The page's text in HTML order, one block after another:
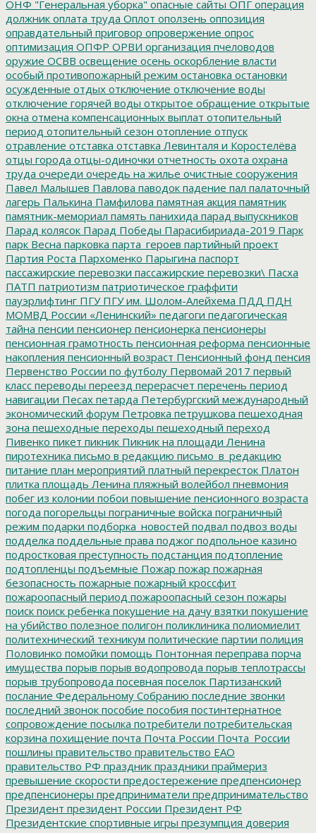
ОНФ "Генеральная уборка" опасные сайты ОПГ операция
должник оплата труда Оплот оползень оппозиция
оправдательный приговор опровержение опрос
оптимизация ОПФР ОРВИ организация пчеловодов
оружие ОСВВ освещение осень оскорбление власти
особый противопожарный режим остановка остановки
осужденные отдых отключение отключение воды
отключение горячей воды открытое обращение открытые
окна отмена компенсационных выплат отопительный
период отопительный сезон отопление отпуск
отравление отставка отставка Левинталя и Коростелёва
отцы города отцы-одиночки отчетность охота охрана
труда очереди очередь на жилье очистные сооружения
Павел Малышев Павлова паводок падение пал палаточный
лагерь Палькина Памфилова памятная акция памятник
памятник-мемориал память панихида парад выпускников
Парад колясок Парад Победы Парасибириада-2019 Парк
парк Весна парковка парта_героев партийный проект
Партия Роста Пархоменко Парыгина паспорт
пассажирские перевозки пассажирские перевозки\ Пасха
ПАТП патриотизм патриотическое граффити
пауэрлифтинг ПГУПГУ им. Шолом-Алейхема ПДД ПДН
МОМВД России «Ленинский» педагоги педагогическая
тайна пенсии пенсионер пенсионерка пенсионеры
пенсионная грамотность пенсионная реформа пенсионные
накопления пенсионный возраст Пенсионный фонд пенсия
Первенство России по футболу Первомай 2017 первый
класс переводы переезд перерасчет перечень период
навигации Песах петарда Петербургский международный
экономический форум Петровка петрушкова пешеходная
зона пешеходные переходы пешеходный переход
Пивенко пикет пикник Пикник на площади Ленина
пиротехника письмо в редакцию письмо_в_редакцию
питание план мероприятий платный перекресток Платон
плитка площадь Ленина пляжный волейбол пневмония
побег из колонии побои повышение пенсионного возраста
погода погорельцы пограничные войска пограничный
режим подарки подборка_новостей подвал подвоз воды
подделка поддельные права поджог подпольное казино
подростковая преступность подстанция подтопление
подтопленцы подъемные Пожар пожар пожарная
безопасность пожарные пожарный кроссфит
пожароопасный период пожароопасный сезон пожары
поиск поиск ребенка покушение на дачу взятки покушение
на убийство полезное полигон поликлиника полиомиелит
политехнический техникум политические партии полиция
Половинко помойки помощь Понтонная переправа порча
имущества порыв порыв водопровода порыв теплотрассы
порыв трубопровода посевная поселок Партизанский
послание Федеральному Собранию последние звонки
последний звонок пособие пособия постинтернатное
сопровождение посылка потребители потребительская
корзина похищение почта Почта России Почта_России
пошлины правительство правительство ЕАО
правительство РФ праздник праздники праймериз
превышение скорости предостережение предпенсионер
предпенсионеры предприниматели предпринимательство
Президент президент России Президент РФ
Президентские спортивные игры презумпция доверия